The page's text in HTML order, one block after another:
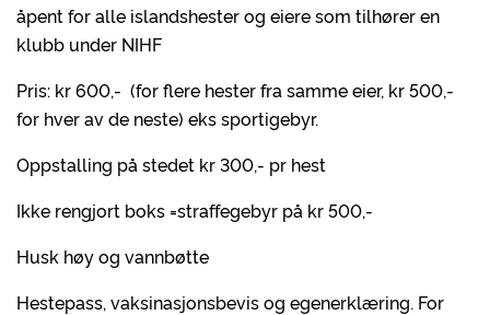
åpent for alle islandshester og eiere som tilhører en
klubb under NIHF
Pris: kr 600,- (for flere hester fra samme eier, kr 500,-
for hver av de neste) eks sportigebyr.
Oppstalling på stedet kr 300,- pr hest
Ikke rengjort boks =straffegebyr på kr 500,-
Husk høy og vannbøtte
Hestepass, vaksinasjonsbevis og egenerklæring. For